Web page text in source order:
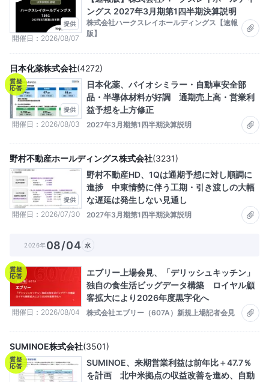
提供
開催日 2026/08/07
ングス 2027年3月期第1四半期決算説明
株式会社ハークスレイホールディングス【速報
版】
質疑
応答
提供
開催日 2026/08/03
日本化薬株式会社(4272)
日本化薬、バイオシミラー・自動車安全部
品・半導体材料が好調 通期売上高・営業利
益予想を上方修正
2027年3月期第1四半期決算説明
提供
開催日 2026/07/30
野村不動産ホールディングス株式会社(3231)
野村不動産HD、1Qは通期予想に対し順調に
進捗 中東情勢に伴う工期・引き渡しの大幅
な遅延は発生しない見通し
2027年3月期第1四半期決算説明
2026年08/04 水
質疑
応答
開催日 2026/08/04
エブリー上場会見、「デリッシュキッチン」
独自の食生活ビッグデータ構築 ロイヤル顧
客拡大により2026年度黒字化へ
株式会社エブリー（607A）新規上場記者会見
質疑
応答
SUMINOE株式会社(3501)
SUMINOE、来期営業利益は前年比＋47.7％
を計画 北中米拠点の収益改善を進め、自動